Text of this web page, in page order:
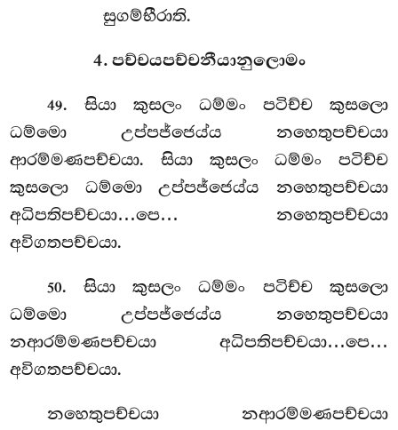
සුගම්භීරාති.
4. පච්චයපච්චනීයානුලොමං
49. සියා කුසලං ධම්මං පටිච්ච කුසලො
ධම්මො උප්පජ්ජෙය්ය නහෙතුපච්චයා
ආරම්මණපච්චයා. සියා කුසලං ධම්මං පටිච්ච
කුසලො ධම්මො උප්පජ්ජෙය්ය නහෙතුපච්චයා
අධිපතිපච්චයා…පෙ… නහෙතුපච්චයා
අවිගතපච්චයා.
50. සියා කුසලං ධම්මං පටිච්ච කුසලො
ධම්මො උප්පජ්ජෙය්ය නහෙතුපච්චයා
නආරම්මණපච්චයා අධිපතිපච්චයා…පෙ…
අවිගතපච්චයා.
නහෙතුපච්චයා නආරම්මණපච්චයා